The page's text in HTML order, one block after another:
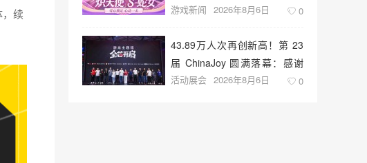
续
盛宴开启
游戏新闻 2026年8月6日 0
43.89万人次再创新高！第 23
届 ChinaJoy 圆满落幕：感谢
有你，共赴这场“与 AI 同游”的
活动展会 2026年8月6日 0